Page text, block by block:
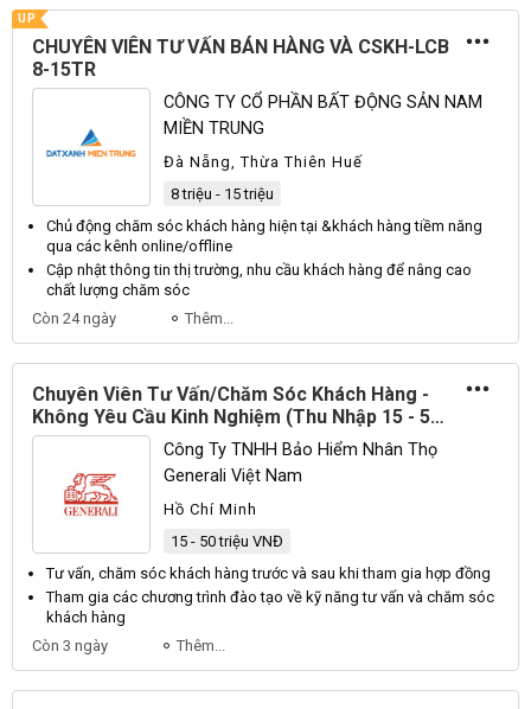
UP
CHUYÊN VIÊN TƯ VẤN BÁN HÀNG VÀ CSKH-LCB
8-15TR
CÔNG TY CỔ PHẦN BẤT ĐỘNG SẢN NAM
MIỀN TRUNG
Đà Nẵng, Thừa Thiên Huế
8 triệu - 15 triệu
Chủ động chăm sóc khách hàng hiện tại &khách hàng tiềm năng
qua các kênh online/offline
Cập nhật thông tin thị trường, nhu cầu khách hàng để nâng cao
chất lượng chăm sóc
Còn 24 ngày
Thêm...
Chuyên Viên Tư Vấn/Chăm Sóc Khách Hàng -
Không Yêu Cầu Kinh Nghiệm (Thu Nhập 15 - 50
Triệu)
Công Ty TNHH Bảo Hiểm Nhân Thọ
Generali Việt Nam
Hồ Chí Minh
15 - 50 triệu VNĐ
Tư vấn, chăm sóc khách hàng trước và sau khi tham gia hợp đồng
Tham gia các chương trình đào tạo về kỹ năng tư vấn và chăm sóc
khách hàng
Còn 3 ngày
Thêm...